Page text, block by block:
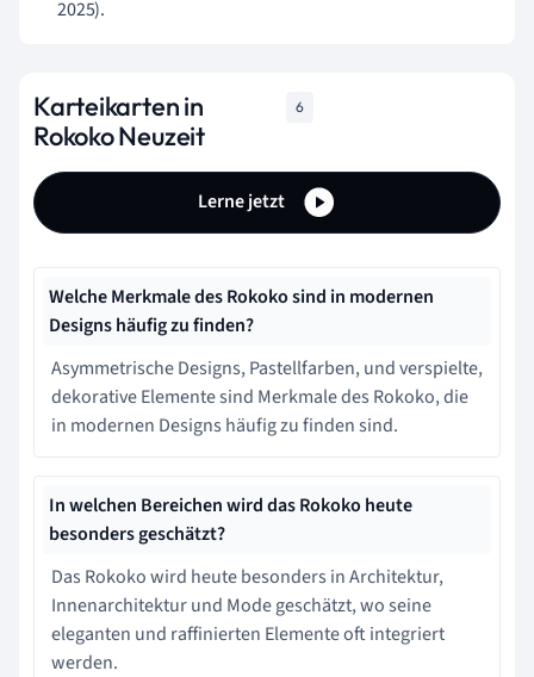
2025).
Karteikarten in
Rokoko Neuzeit
6
Lerne jetzt
Welche Merkmale des Rokoko sind in modernen
Designs häufig zu finden?
Asymmetrische Designs, Pastellfarben, und verspielte,
dekorative Elemente sind Merkmale des Rokoko, die
in modernen Designs häufig zu finden sind.
In welchen Bereichen wird das Rokoko heute
besonders geschätzt?
Das Rokoko wird heute besonders in Architektur,
Innenarchitektur und Mode geschätzt, wo seine
eleganten und raffinierten Elemente oft integriert
werden.